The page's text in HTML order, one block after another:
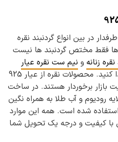
در بین انواع گردنبند نقره
ها فقط مختص گردنبند ها نیست
زنانه و نیم ست نقره عیار
با طرح و مدل فرشته پیدا کنید. محصولات نقره از عیار 925
بازار برخوردار هستند. در ساخت
اکسسوری ها از آبکاری 5 لایه رودیوم و آب طلا به همراه نگین
شده است. همه این موارد
کیفیت و درجه یک تحویل شما